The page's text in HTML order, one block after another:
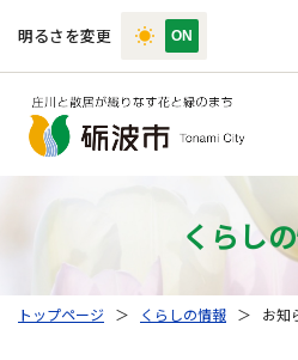
明るさを変更
くらし
トップページ ＞ くらしの情報 ＞ お知